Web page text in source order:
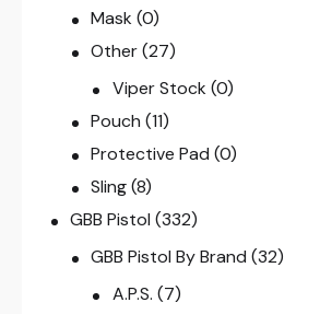
Mask (0)
Other (27)
Viper Stock (0)
Pouch (11)
Protective Pad (0)
Sling (8)
GBB Pistol (332)
GBB Pistol By Brand (32)
A.P.S. (7)